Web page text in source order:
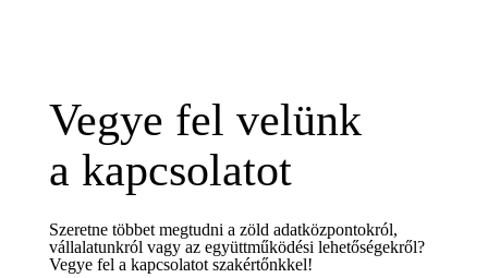
Vegye fel velünk
a kapcsolatot
Szeretne többet megtudni a zöld adatközpontokról,
vállalatunkról vagy az együttműködési lehetőségekről?
Vegye fel a kapcsolatot szakértőnkkel!